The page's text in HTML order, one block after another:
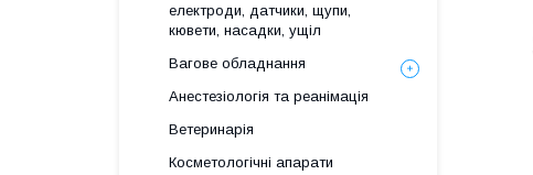
електроди, датчики, щупи,
кювети, насадки, ущіл
Вагове обладнання
Анестезіологія та реанімація
Ветеринарія
Косметологічні апарати